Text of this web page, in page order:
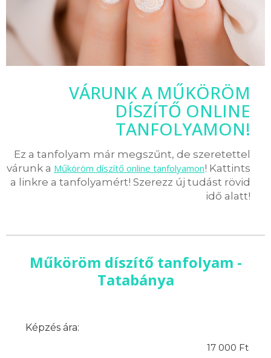
VÁRUNK A MŰKÖRÖM
DÍSZÍTŐ ONLINE
TANFOLYAMON!
Ez a tanfolyam már megszűnt, de szeretettel
várunk a Műköröm díszítő online tanfolyamon! Kattints
a linkre a tanfolyamért! Szerezz új tudást rövid
idő alatt!
Műköröm díszítő tanfolyam -
Tatabánya
Képzés ára:
17 000 Ft